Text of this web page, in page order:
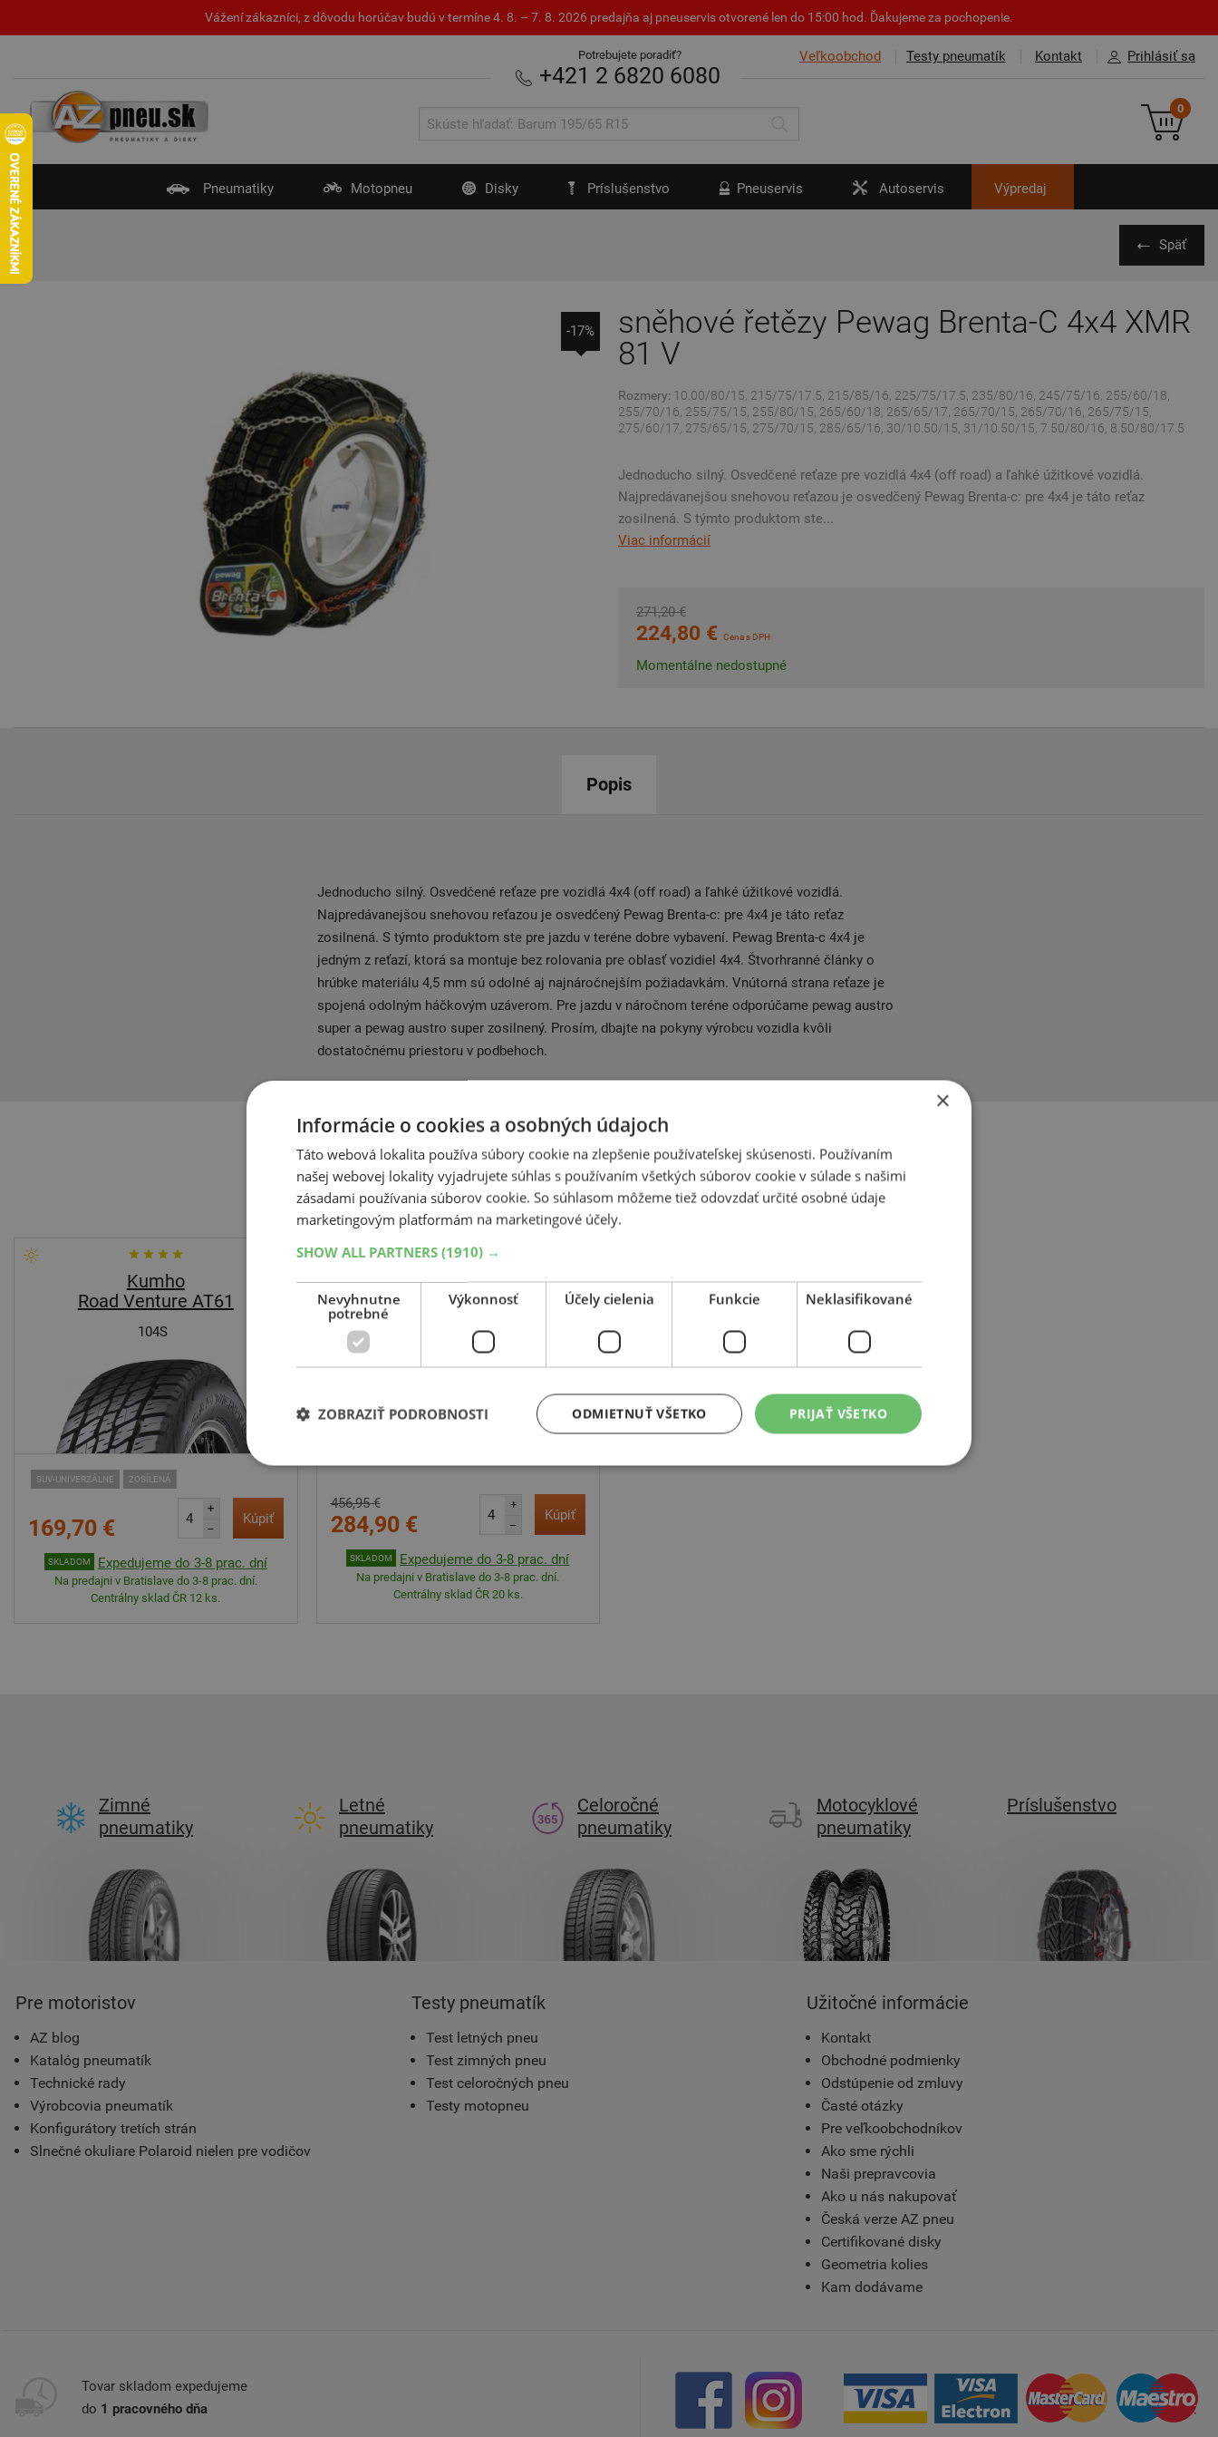
Vážení zákazníci, z dôvodu horúčav budú v termíne 4. 8. – 7. 8. 2026 predajňa aj pneuservis otvorené len do 15:00 hod. Ďakujeme za pochopenie.
Veľkoobchod Testy pneumatík Kontakt Prihlásiť sa
Potrebujete poradiť?
+421 2 6820 6080
0
Pneumatiky Motopneu Disky Príslušenstvo Pneuservis Autoservis Výpredaj
Späť
sněhové řetězy Pewag Brenta-C 4x4 XMR
81 V
Rozmery: 10.00/80/15, 215/75/17.5, 215/85/16, 225/75/17.5, 235/80/16, 245/75/16, 255/60/18,
255/70/16, 255/75/15, 255/80/15, 265/60/18, 265/65/17, 265/70/15, 265/70/16, 265/75/15,
275/60/17, 275/65/15, 275/70/15, 285/65/16, 30/10.50/15, 31/10.50/15, 7.50/80/16, 8.50/80/17.5
Jednoducho silný. Osvedčené reťaze pre vozidlá 4x4 (off road) a ľahké úžitkové vozidlá.
Najpredávanejšou snehovou reťazou je osvedčený Pewag Brenta-c: pre 4x4 je táto reťaz
zosilnená. S týmto produktom ste...
Viac informácií
271,20 €
224,80 € Cena s DPH
Momentálne nedostupné
-17%
Popis
Jednoducho silný. Osvedčené reťaze pre vozidlá 4x4 (off road) a ľahké úžitkové vozidlá.
Najpredávanejšou snehovou reťazou je osvedčený Pewag Brenta-c: pre 4x4 je táto reťaz
zosilnená. S týmto produktom ste pre jazdu v teréne dobre vybavení. Pewag Brenta-c 4x4 je
jedným z reťazí, ktorá sa montuje bez rolovania pre oblasť vozidiel 4x4. Štvorhranné články o
hrúbke materiálu 4,5 mm sú odolné aj najnáročnejším požiadavkám. Vnútorná strana reťaze je
spojená odolným háčkovým uzáverom. Pre jazdu v náročnom teréne odporúčame pewag austro
super a pewag austro super zosilnený. Prosím, dbajte na pokyny výrobcu vozidla kvôli
dostatočnému priestoru v podbehoch.
Súvisiace produkty
Kumho
Road Venture AT61
104S
SUV-UNIVERZÁLNE ZOSÍLENÁ
169,70 €
+
–
Kúpiť
SKLADOM Expedujeme do 3-8 prac. dní
Na predajni v Bratislave do 3-8 prac. dní.
Centrálny sklad ČR 12 ks.
Bridgestone
Duravis Van Winter
C,Enliten
456,95 €
284,90 €
+
–
Kúpiť
SKLADOM Expedujeme do 3-8 prac. dní
Na predajni v Bratislave do 3-8 prac. dní.
Centrálny sklad ČR 20 ks.
Zimné
pneumatiky
Letné
pneumatiky
Celoročné
pneumatiky
Motocyklové
pneumatiky
Príslušenstvo
Pre motoristov
AZ blog
Katalóg pneumatík
Technické rady
Výrobcovia pneumatík
Konfigurátory tretích strán
Slnečné okuliare Polaroid nielen pre vodičov
Testy pneumatík
Test letných pneu
Test zimných pneu
Test celoročných pneu
Testy motopneu
Užitočné informácie
Kontakt
Obchodné podmienky
Odstúpenie od zmluvy
Časté otázky
Pre veľkoobchodníkov
Ako sme rýchli
Naši prepravcovia
Ako u nás nakupovať
Česká verze AZ pneu
Certifikované disky
Geometria kolies
Kam dodávame
Tovar skladom expedujeme
do 1 pracovného dňa
×
Informácie o cookies a osobných údajoch
Táto webová lokalita používa súbory cookie na zlepšenie používateľskej skúsenosti. Používaním
našej webovej lokality vyjadrujete súhlas s používaním všetkých súborov cookie v súlade s našimi
zásadami používania súborov cookie. So súhlasom môžeme tiež odovzdať určité osobné údaje
marketingovým platformám na marketingové účely.
SHOW ALL PARTNERS (1910) →
Nevyhnutne
potrebné
Výkonnosť Účely cielenia Funkcie Neklasifikované
PRIJAŤ VŠETKO
ODMIETNUŤ VŠETKO
ZOBRAZIŤ PODROBNOSTI